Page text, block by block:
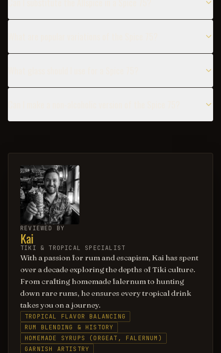
REVIEWED BY
Kai
TIKI & TROPICAL SPECIALIST
With a passion for rum and escapism, Kai has spent
over a decade exploring the depths of Tiki culture.
From crafting homemade falernum to hunting
down rare rums, he ensures every tropical drink
takes you on a journey.
TROPICAL FLAVOR BALANCING
RUM BLENDING & HISTORY
HOMEMADE SYRUPS (ORGEAT, FALERNUM)
GARNISH ARTISTRY